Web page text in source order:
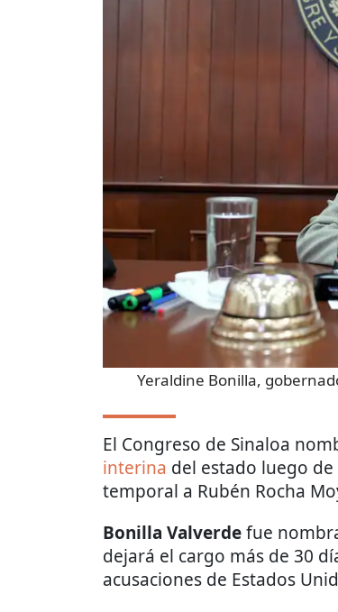
Yeraldine Bonilla,
El Congreso de Sinaloa
interina del estado luego
temporal a Rubén Rocha
Bonilla Valverdefue
dejará el cargo más de 30
acusaciones de Estados